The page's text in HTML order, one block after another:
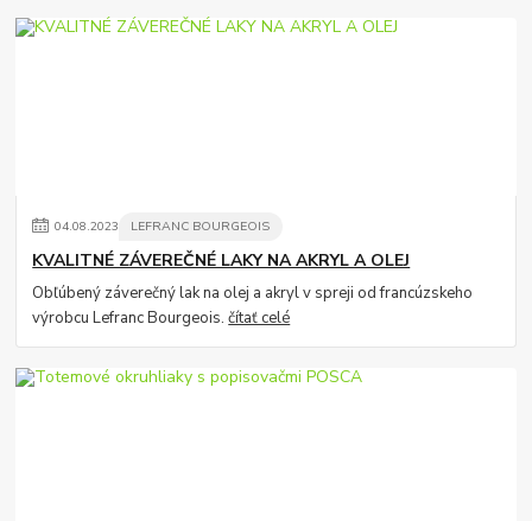
04.08.2023 LEFRANC BOURGEOIS
KVALITNÉ ZÁVEREČNÉ LAKY NA AKRYL A OLEJ
Obľúbený záverečný lak na olej a akryl v spreji od francúzskeho
výrobcu Lefranc Bourgeois.čítať celé